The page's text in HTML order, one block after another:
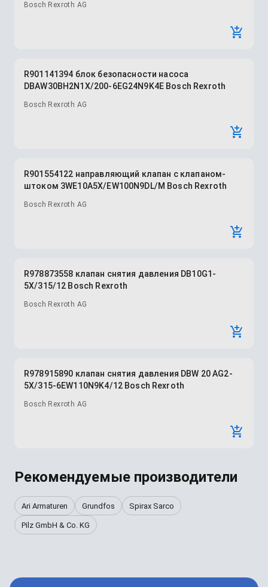
Bosch Rexroth AG
R901141394 блок безопасности насоса
DBAW30BH2N1X/200-6EG24N9K4E Bosch Rexroth
Bosch Rexroth AG
R901554122 направляющий клапан с клапаном-
штоком 3WE10A5X/EW100N9DL/M Bosch Rexroth
Bosch Rexroth AG
R978873558 клапан снятия давления DB10G1-
5X/315/12 Bosch Rexroth
Bosch Rexroth AG
R978915890 клапан снятия давления DBW 20 AG2-
5X/315-6EW110N9K4/12 Bosch Rexroth
Bosch Rexroth AG
Рекомендуемые производители
Ari Armaturen Grundfos Spirax Sarco
Pilz GmbH & Co. KG